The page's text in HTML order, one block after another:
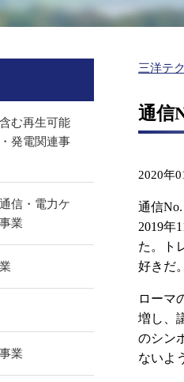
（藻場・干潟・浅場造成、ブルー
線関連事業、海洋投入処分、
ごみ）、底質改善）
業
・干潟・浅場造
沿岸防災対
（ハザード
タリング、海底放
）
三洋テ
通信
2020年
通信No.
2019年
た。ト
好きだ。
ローマ
増し、
のシン
ないよ
む再生可能
発電関連事
信・電力ケ
業
業